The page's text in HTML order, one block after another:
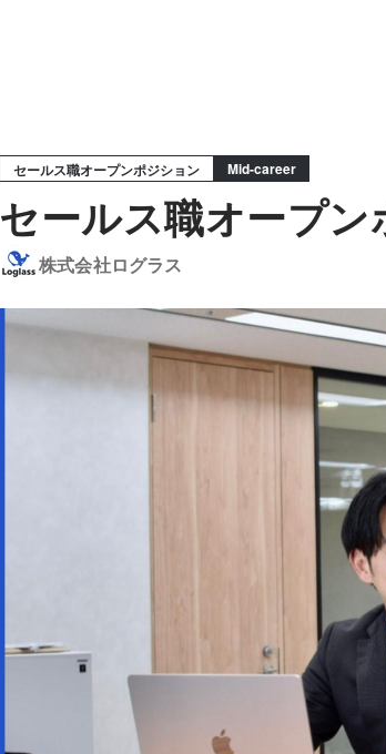
セールス職オープンポジション Mid-career
セールス職オープ
株式会社ログラス